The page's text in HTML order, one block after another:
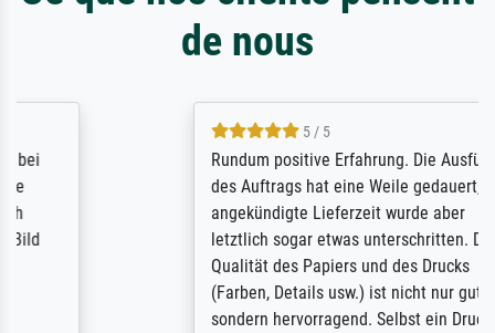
de nous
Rundum positive Erfahrung. Die Ausführung
des Auftrags hat eine Weile gedauert, die
angekündigte Lieferzeit wurde aber
letztlich sogar etwas unterschritten. Die
Qualität des Papiers und des Drucks
(Farben, Details usw.) ist nicht nur gut,
sondern hervorragend. Selbst ein Druck ist